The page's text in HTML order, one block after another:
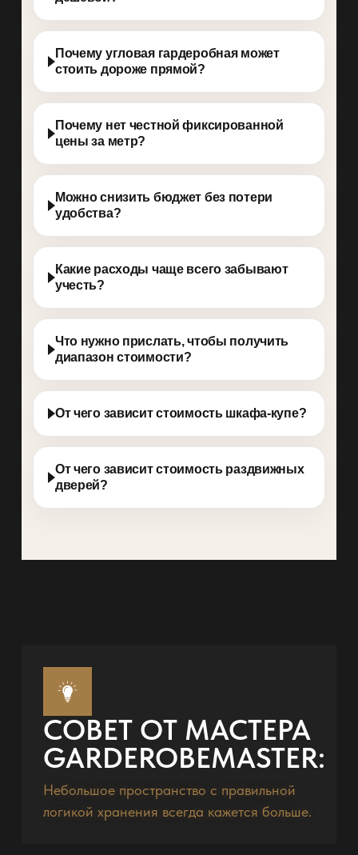
Почему угловая гардеробная может
стоить дороже прямой?
Почему нет честной фиксированной
цены за метр?
Можно снизить бюджет без потери
удобства?
Какие расходы чаще всего забывают
учесть?
Что нужно прислать, чтобы получить
диапазон стоимости?
От чего зависит стоимость шкафа-купе?
От чего зависит стоимость раздвижных
дверей?
СОВЕТ ОТ МАСТЕРА
GARDEROBEMASTER:
Небольшое пространство с правильной
логикой хранения всегда кажется больше.